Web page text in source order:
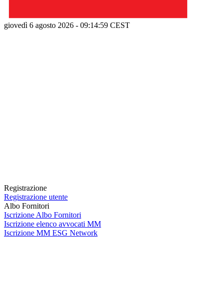
giovedì 6 agosto 2026 - 09:15:00 CEST
Registrazione
Registrazione utente
Albo Fornitori
Iscrizione Albo Fornitori
Iscrizione elenco avvocati MM
Iscrizione MM ESG Network